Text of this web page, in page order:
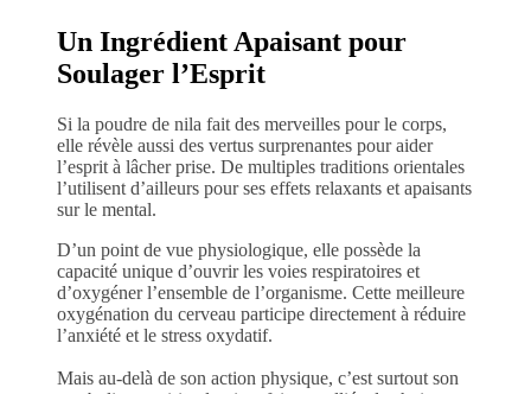
Un Ingrédient Apaisant pour
Soulager l’Esprit
Si la poudre de nila fait des merveilles pour le corps,
elle révèle aussi des vertus surprenantes pour aider
l’esprit à lâcher prise. De multiples traditions orientales
l’utilisent d’ailleurs pour ses effets relaxants et apaisants
sur le mental.
D’un point de vue physiologique, elle possède la
capacité unique d’ouvrir les voies respiratoires et
d’oxygéner l’ensemble de l’organisme. Cette meilleure
oxygénation du cerveau participe directement à réduire
l’anxiété et le stress oxydatif.
Mais au-delà de son action physique, c’est surtout son